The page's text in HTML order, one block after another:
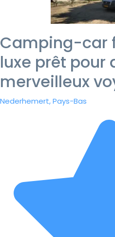
Camping-car
luxe prêt pour
merveilleux
Nederhemert, Pays-Bas